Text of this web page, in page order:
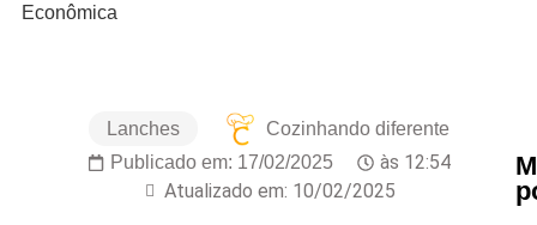
Econômica
Lanches
Cozinhando diferente
Publicado em: 17/02/2025 às 12:54
Atualizado em: 10/02/2025